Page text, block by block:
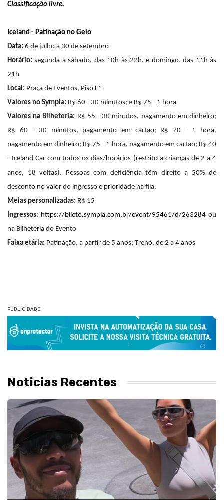
Classificação livre.
Iceland - Patinação no Gelo
Data: 6 de julho a 30 de setembro
Horário: segunda a sábado, das 10h às 22h, e domingo, das 11h às
21h
Local: Praça de Eventos, Piso L1
Valores no Sympla: R$ 60 - 30 minutos; e R$ 75 - 1 hora
Valores na Bilheteria: R$ 55 - 30 minutos, pagamento em dinheiro;
R$ 60 - 30 minutos, pagamento em cartão; R$ 70 - 1 hora,
pagamento em dinheiro; R$ 75 - 1 hora, pagamento em cartão; R$ 40
- Iceland Car com todos os dias/horários (restrito a crianças de 2 a 4
anos, 18 voltas). Pessoas com deficiência têm direito a 50% de
desconto no valor do ingresso e prioridade na fila.
Meias personalizadas: R$ 15
Ingressos: https://bileto.sympla.com.br/event/95461/d/263284 ou
na Bilheteria do Evento
Faixa etária: Patinação, a partir de 5 anos; Trenó, de 2 a 4 anos
PUBLICIDADE
Noticias Recentes